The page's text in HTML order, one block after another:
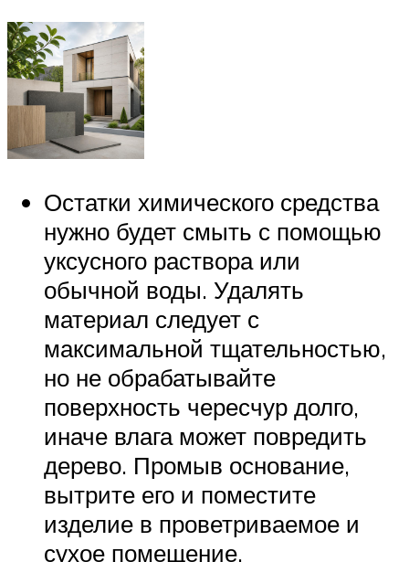
Остатки химического средства
нужно будет смыть с помощью
уксусного раствора или
обычной воды. Удалять
материал следует с
максимальной тщательностью,
но не обрабатывайте
поверхность чересчур долго,
иначе влага может повредить
дерево. Промыв основание,
вытрите его и поместите
изделие в проветриваемое и
сухое помещение.